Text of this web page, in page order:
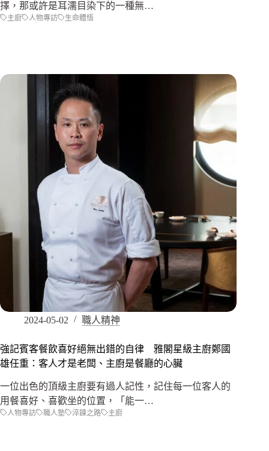
擇，那或許是耳濡目染下的一種無…
主廚 人物專訪 生命體悟
2024-05-02 職人精神
強記賓客餐飲喜好絕無出錯的自律 雅閣星級主廚鄭國
雄任重：客人才是老闆、主廚是餐廳的心臟
一位出色的頂級主廚要有過人記性，記住每一位客人的
用餐喜好、喜歡坐的位置，「能一…
人物專訪 職人塾 淬鍊之路 主廚